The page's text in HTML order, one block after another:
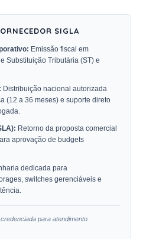
SIGLA
Emissão fiscal em
Substituição Tributária (ST) e
Distribuição nacional autorizada
(12 a 36 meses) e suporte direto
Retorno da proposta comercial
aprovação de budgets
dedicada para
switches gerenciáveis e
para atendimento